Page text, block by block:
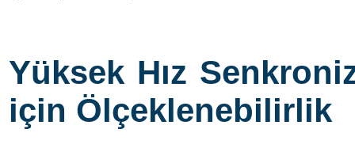
Yüksek Hız
için Ölçeklenebilirlik